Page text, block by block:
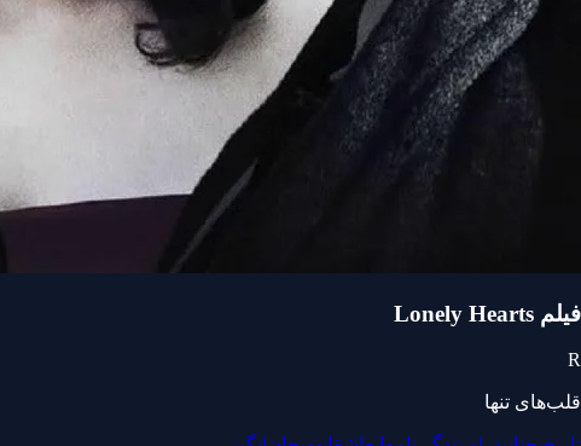
فیلم Lonely Hearts
R
قلب‌های تنها